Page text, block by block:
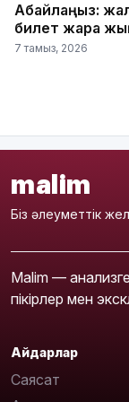
Абайлаңыз:
билет жарға
7 тамыз, 2026
malim
Біз әлеуметтік
Malim —
пікірлер мен
Айдарлар
Саясат